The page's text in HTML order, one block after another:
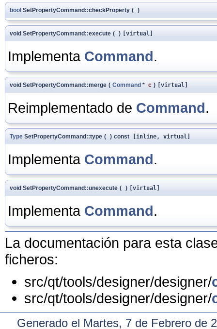
bool SetPropertyCommand::checkProperty ( )
void SetPropertyCommand::execute ( ) [virtual]
Implementa Command.
void SetPropertyCommand::merge ( Command * c ) [virtual]
Reimplementado de Command.
Type SetPropertyCommand::type ( ) const [inline, virtual]
Implementa Command.
void SetPropertyCommand::unexecute ( ) [virtual]
Implementa Command.
La documentación para esta
ficheros:
src/qt/tools/designer/designer/
src/qt/tools/designer/designer/
Generado el Martes, 7 de Febrero de